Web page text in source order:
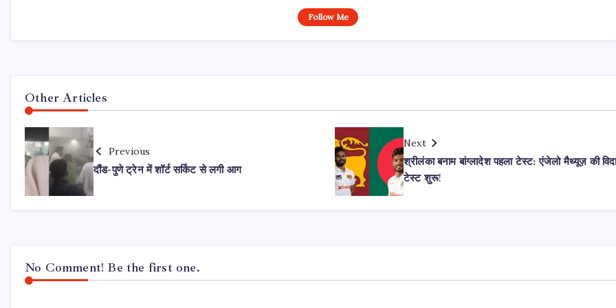
Follow Me
Other Articles
Previous
दौंड-पुणे ट्रेन में शॉर्ट सर्किट से लगी आग
Next
श्रीलंका बनाम बांग्लादेश पहला टेस्ट: एंजेलो मैथ्यूज़ की
टेस्ट शुरू!
No Comment! Be the first one.